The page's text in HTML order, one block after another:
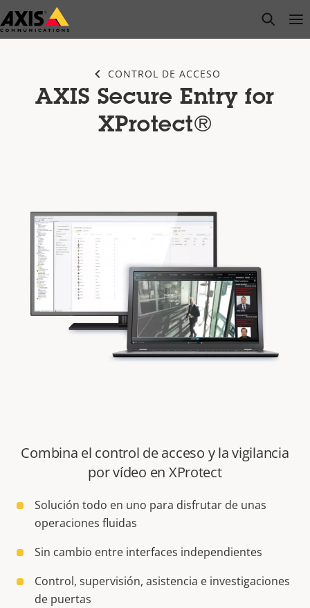
Saltar
al
open
CONTROL DE ACCESO
AXIS Secure Entry for
XProtect®
Combina el control de acceso y la vigilancia
por vídeo en XProtect
Solución todo en uno para disfrutar de unas
operaciones fluidas
Sin cambio entre interfaces independientes
Control, supervisión, asistencia e investigaciones
de puertas